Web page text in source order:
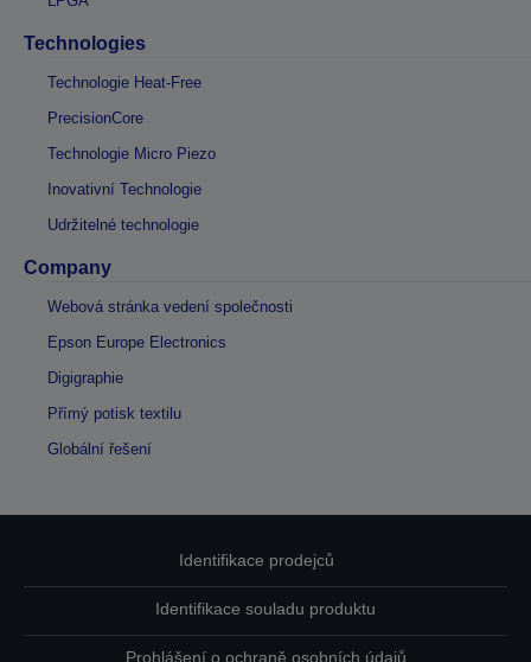
Technologies
Technologie Heat-Free
PrecisionCore
Technologie Micro Piezo
Inovativní Technologie
Udržitelné technologie
Company
Webová stránka vedení společnosti
Epson Europe Electronics
Digigraphie
Přímý potisk textilu
Globální řešení
Identifikace prodejců
Identifikace souladu produktu
Prohlášení o ochraně osobních údajů